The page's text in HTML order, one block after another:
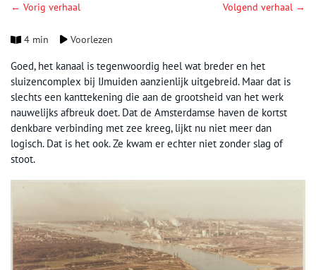
← Vorig verhaal Volgend verhaal →
4 min Voorlezen
Goed, het kanaal is tegenwoordig heel wat breder en het
sluizencomplex bij IJmuiden aanzienlijk uitgebreid. Maar dat is
slechts een kanttekening die aan de grootsheid van het werk
nauwelijks afbreuk doet. Dat de Amsterdamse haven de kortst
denkbare verbinding met zee kreeg, lijkt nu niet meer dan
logisch. Dat is het ook. Ze kwam er echter niet zonder slag of
stoot.